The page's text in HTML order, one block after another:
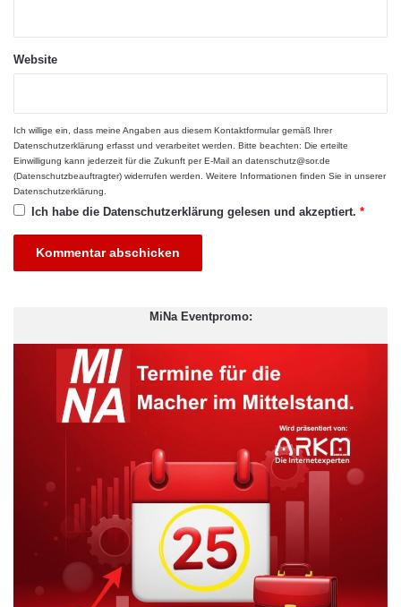
Studien belegen zudem, dass Teilnehmende heute Flexibilität
erwarten. Sie wollen selbst entscheiden, ob sie physisch vor
kombinieren: Die Intensität des persönlichen Austauschs und
die Reichweite digitaler Tools.
Nachhaltigkeit als zusätzlicher
Treiber
Neben Flexibilität ist Nachhaltigkeit ein weiterer Grund für die
unter Druck, ihren ökologischen Fußabdruck zu reduzieren.
Flugreisen für internationale Kongresse, gedruckte Materialien
oder aufwändige Messebauten geraten in den Fokus von
Nachhaltigkeitsstrategien. Virtuelle Elemente bieten hier einen
klaren Vorteil, schließlich verringern sie Reiseaufkommen,
reduzieren Ressourcenverbrauch und machen Veranstaltungen
für eine breitere Zielgruppe zugänglich – auch für Menschen, die
aus gesundheitlichen, finanziellen oder geografischen Gründen
nicht reisen können.
Daten und Messbarkeit
gewinnen an Bedeutung
Website
Ich willige ein, dass meine Angaben aus diesem Kontaktformular gemäß Ihrer
Datenschutzerklärung erfasst und verarbeitet werden. Bitte beachten: Die erteilte
Einwilligung kann jederzeit für die Zukunft per E-Mail an datenschutz@sor.de
(Datenschutzbeauftragter) widerrufen werden. Weitere Informationen finden Sie in unserer
Datenschutzerklärung
Ich habe die Datenschutzerklärung gelesen und akzeptiert. *
MiNa Eventpromo: